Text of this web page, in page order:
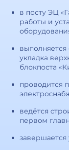
в посту ЭЦ
работы и
выполняется
укладка
блокпоста
проводится
ведётся
первом
завершается